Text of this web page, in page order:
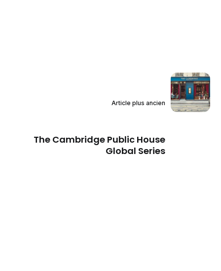
Article plus ancien
The Cambridge Public House
Global Series